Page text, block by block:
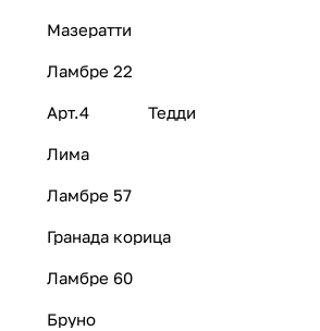
Мазератти
Ламбре 22
Арт.4 Тедди
Лима
Ламбре 57
Гранада корица
Ламбре 60
Бруно